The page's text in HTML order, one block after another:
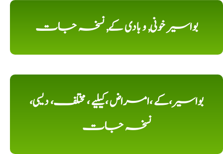
بواسیر خونی, و بادی کے, نسخہ جات
بواسیر،کے ،امراض ،کیلیے ، مختلف، دیسی،
نسخہ جات